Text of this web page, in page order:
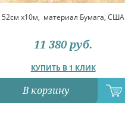
52см x10м, материал Бумага, США
КУПИТЬ В 1 КЛИК
11 380 руб.
В корзину